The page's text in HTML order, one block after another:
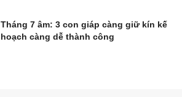
Tháng 7 âm: 3 con giáp càng giữ kín kế
hoạch càng dễ thành công